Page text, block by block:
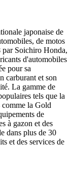
japonaise de
de motos
par Soichiro Honda,
d'automobiles
pour sa
carburant et son
La gamme de
tels que la
la Gold
de
à gazon et des
dans plus de 30
et des services de